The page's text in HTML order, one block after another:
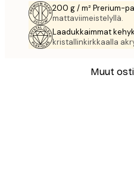
200 g / m² Prerium-
mattaviimeistelyllä.
Laadukkaimmat
kristallinkirkkaalla
Muut